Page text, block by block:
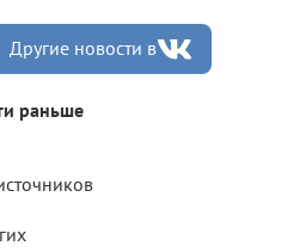
Другие новости в
раньше